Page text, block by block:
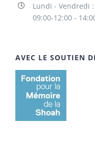
Lundi - Vendredi :
09:00-12:00 -
AVEC LE SOUTIEN